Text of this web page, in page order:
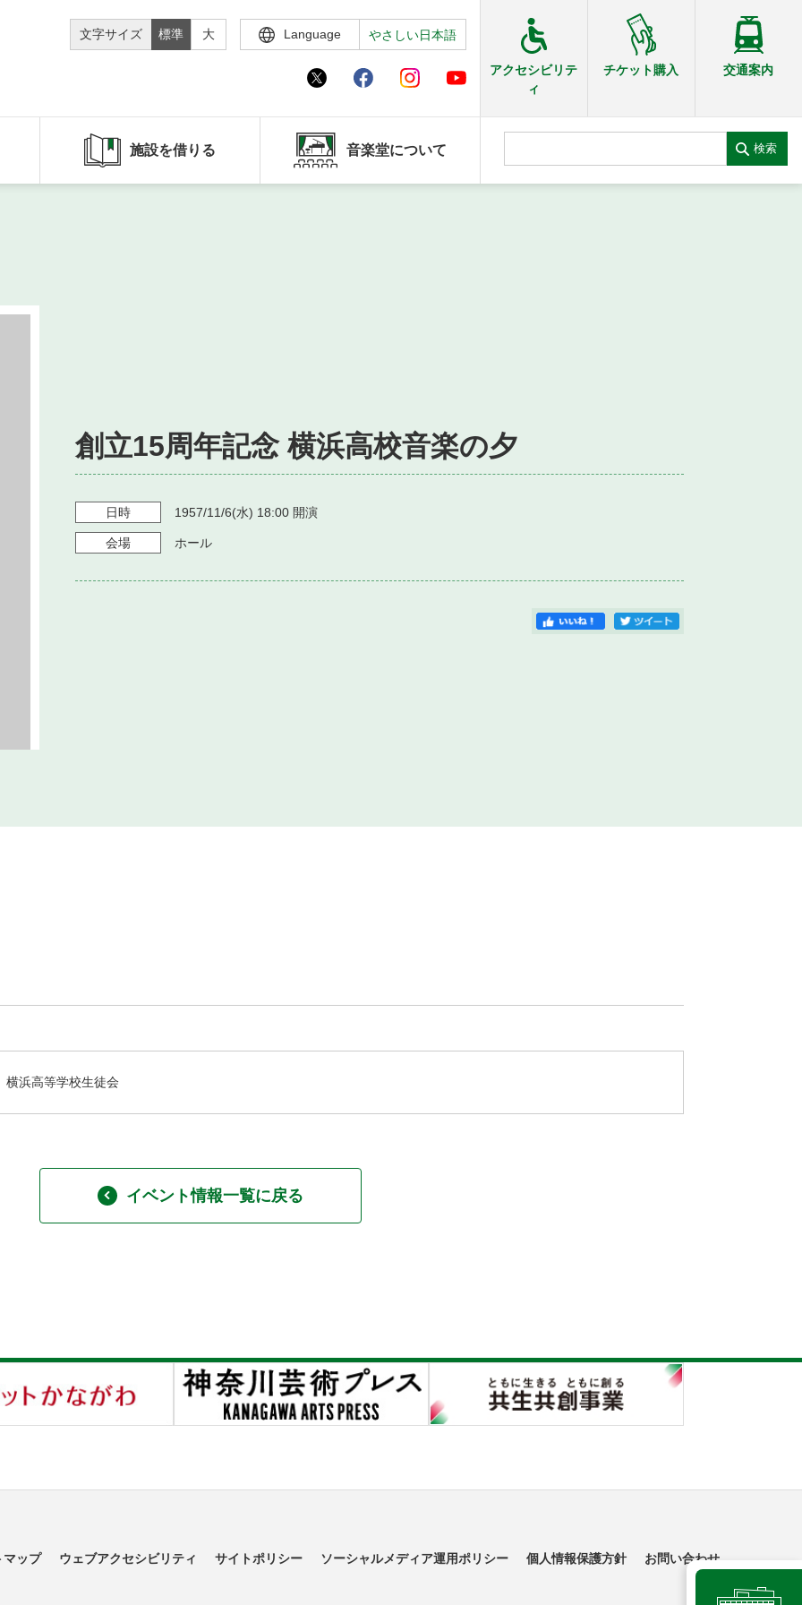
文字サイズ 標準 大 Language やさしい日本語
アクセシビリテ
ィ
チケット購入 交通案内
施設を借りる 音楽堂について 検索
創立15周年記念 横浜高校音楽の夕
日時 1957/11/6(水) 18:00 開演
会場 ホール
横浜高等学校生徒会
イベント情報一覧に戻る
マップ ウェブアクセシビリティ サイトポリシー ソーシャルメディア運用ポリシー 個人情報保護方針 お問い合わせ